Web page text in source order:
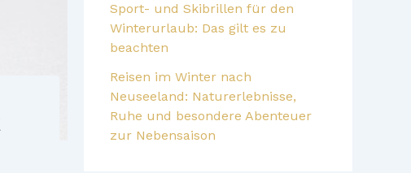
Sport- und Skibrillen für den
Winterurlaub: Das gilt es zu
beachten
Reisen im Winter nach
Neuseeland: Naturerlebnisse,
Ruhe und besondere Abenteuer
zur Nebensaison